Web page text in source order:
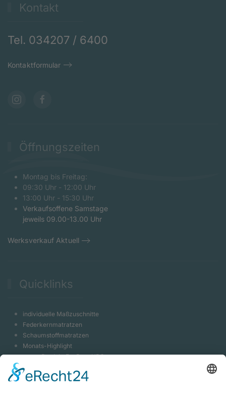
Kontakt
Tel. 034207 / 6400
Kontaktformular
Öffnungszeiten
Montag bis Freitag:
09:30 Uhr - 12:00 Uhr
13:00 Uhr - 15:30 Uhr
Verkaufsoffene Samstage
jeweils 09.00-13.00 Uhr
Werksverkauf Aktuell
Quicklinks
individuelle Maßzuschnitte
Federkernmatratzen
Schaumstoffmatratzen
Monats-Highlight
neues Produkt EvoPore HRC
Massivholzbett Shiva
Luxeriöses Hotelbett